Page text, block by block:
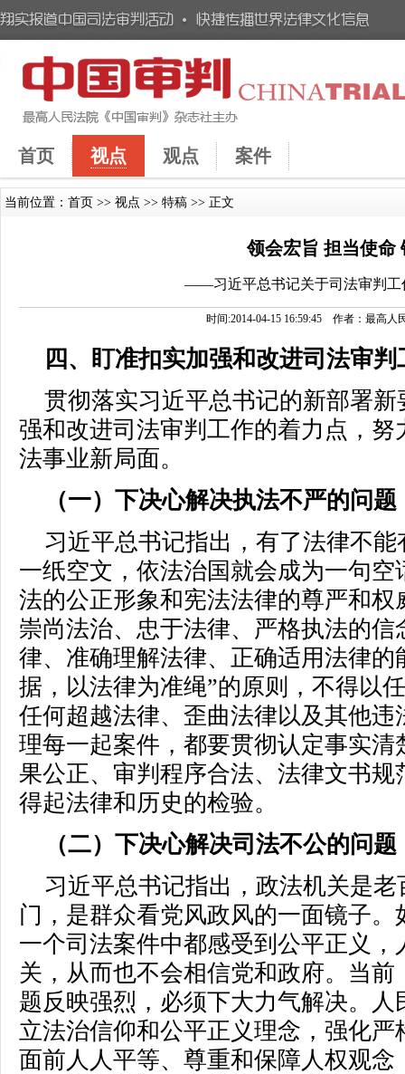
首页 视点 观点 案件
当前位置： 首页 >> 视点 >> 特稿 >> 正文
领会宏旨 担当使命
——习近平总书记关于司法审判工
时间:2014-04-15 16:59:45 作者：最高
四、盯准扣实加强和改进司法审
贯彻落实习近平总书记的新部署
强和改进司法审判工作的着力点，
法事业新局面。
（一）下决心解决执法不严的问题
习近平总书记指出，有了法律不
一纸空文，依法治国就会成为一句
法的公正形象和宪法法律的尊严和
崇尚法治、忠于法律、严格执法的
律、准确理解法律、正确适用法律
据，以法律为准绳”的原则，不得以
任何超越法律、歪曲法律以及其他
理每一起案件，都要贯彻认定事实
果公正、审判程序合法、法律文书
得起法律和历史的检验。
（二）下决心解决司法不公的问题
习近平总书记指出，政法机关是
门，是群众看党风政风的一面镜子
一个司法案件中都感受到公平正义
关，从而也不会相信党和政府。当
题反映强烈，必须下大力气解决。
立法治信仰和公平正义理念，强化
面前人人平等、尊重和保障人权观